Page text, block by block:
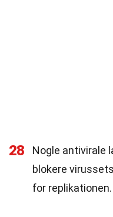
28
Nogle antivirale
blokere
for replikationen.